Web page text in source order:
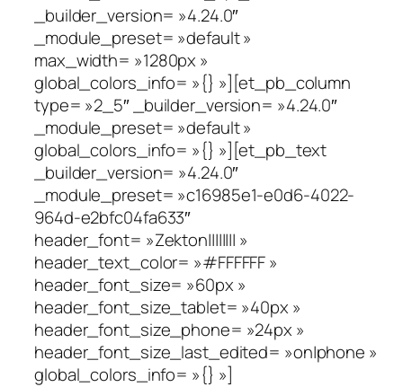
_builder_version= »4.24.0″
_module_preset= »default »
max_width= »1280px »
global_colors_info= »{} »][et_pb_column
type= »2_5″ _builder_version= »4.24.0″
_module_preset= »default »
global_colors_info= »{} »][et_pb_text
_builder_version= »4.24.0″
_module_preset= »c16985e1-e0d6-4022-
964d-e2bfc04fa633″
header_font= »Zekton|||||||| »
header_text_color= »#FFFFFF »
header_font_size= »60px »
header_font_size_tablet= »40px »
header_font_size_phone= »24px »
header_font_size_last_edited= »on|phone »
global_colors_info= »{} »]